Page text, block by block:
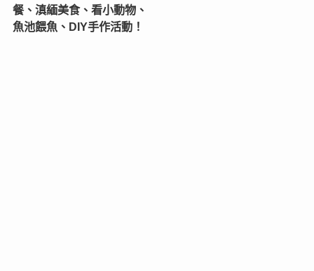
餐、滇緬美食、看小動物、
魚池餵魚、DIY手作活動！